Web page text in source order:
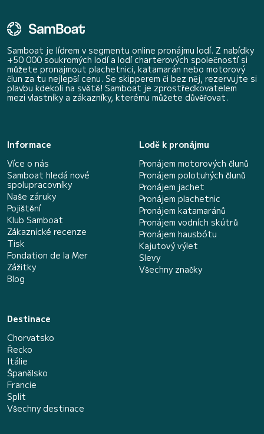
Samboat je lídrem v segmentu online pronájmu lodí. Z nabídky
+50 000 soukromých lodí a lodí charterových společností si
můžete pronajmout plachetnici, katamarán nebo motorový
člun za tu nejlepší cenu. Se skipperem či bez něj, rezervujte si
plavbu kdekoli na světě! Samboat je zprostředkovatelem
mezi vlastníky a zákazníky, kterému můžete důvěřovat.
Informace
Více o nás
Samboat hledá nové
spolupracovníky
Naše záruky
Pojištění
Klub Samboat
Zákaznické recenze
Tisk
Fondation de la Mer
Zážitky
Blog
Lodě k pronájmu
Pronájem motorových člunů
Pronájem polotuhých člunů
Pronájem jachet
Pronájem plachetnic
Pronájem katamaránů
Pronájem vodních skútrů
Pronájem hausbótu
Kajutový výlet
Slevy
Všechny značky
Destinace
Chorvatsko
Řecko
Itálie
Španělsko
Francie
Split
Všechny destinace